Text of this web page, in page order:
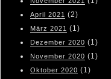
April 2021 (2)
März 2021 (1)
Dezember 2020 (1)
November 2020 (1)
Oktober 2020 (1)